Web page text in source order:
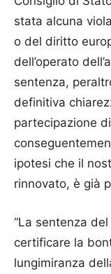
stata alcuna
o del diritto
dell’operato
sentenza,
definitiva
partecipazione
ipotesi che il
rinnovato, è già
“La sentenza
certificare la
lungimiranza